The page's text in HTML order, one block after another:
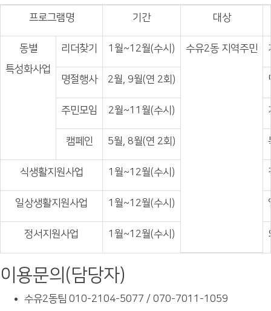
프로그램명 기간 대상
동별
특성화사업
리더찾기 1월~12월(수시) 수유2동 지역주민
명절행사 2월, 9월(연 2회)
주민모임 2월~11월(수시)
캠페인 5월, 8월(연 2회)
식생활지원사업 1월~12월(수시)
일상생활지원사업 1월~12월(수시)
정서지원사업 1월~12월(수시)
이용문의(담당자)
수유2동팀 010-2104-5077 / 070-7011-1059